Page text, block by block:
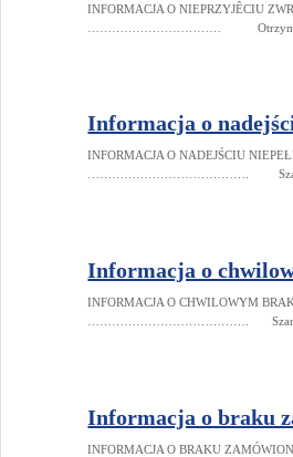
INFORMACJA O
……………………………
Informacja o
INFORMACJA O NADEJŚCIU
…………………………………. Szanowni
Informacja o
INFORMACJA O
…………………………………. Szanowni
Informacja o braku
INFORMACJA O BRAKU